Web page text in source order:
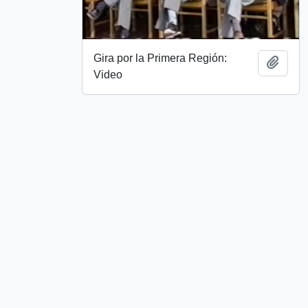
Gira por la Primera Región:
Video